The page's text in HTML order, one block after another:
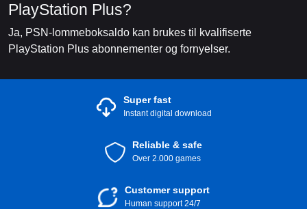
PlayStation Plus?
Ja, PSN-lommeboksaldo kan brukes til kvalifiserte
PlayStation Plus abonnementer og fornyelser.
Super fast
Instant digital download
Reliable & safe
Over 2.000 games
Customer support
Human support 24/7